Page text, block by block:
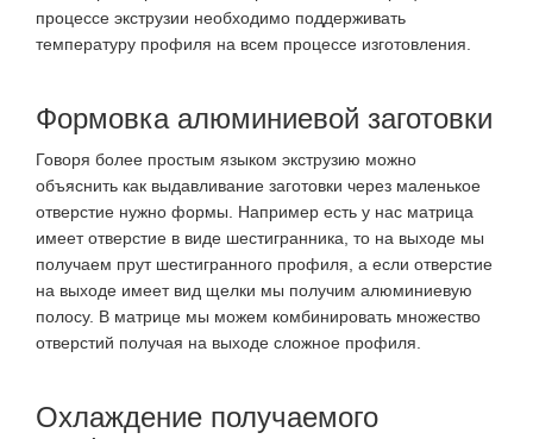
процессе экструзии необходимо поддерживать
температуру профиля на всем процессе изготовления.
Формовка алюминиевой заготовки
Говоря более простым языком экструзию можно
объяснить как выдавливание заготовки через маленькое
отверстие нужно формы. Например есть у нас матрица
имеет отверстие в виде шестигранника, то на выходе мы
получаем прут шестигранного профиля, а если отверстие
на выходе имеет вид щелки мы получим алюминиевую
полосу. В матрице мы можем комбинировать множество
отверстий получая на выходе сложное профиля.
Охлаждение получаемого